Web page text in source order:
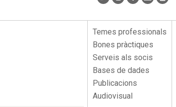
Menu
lateral
Temes professionals
Bones pràctiques
Serveis als socis
Bases de dades
Publicacions
Audiovisual